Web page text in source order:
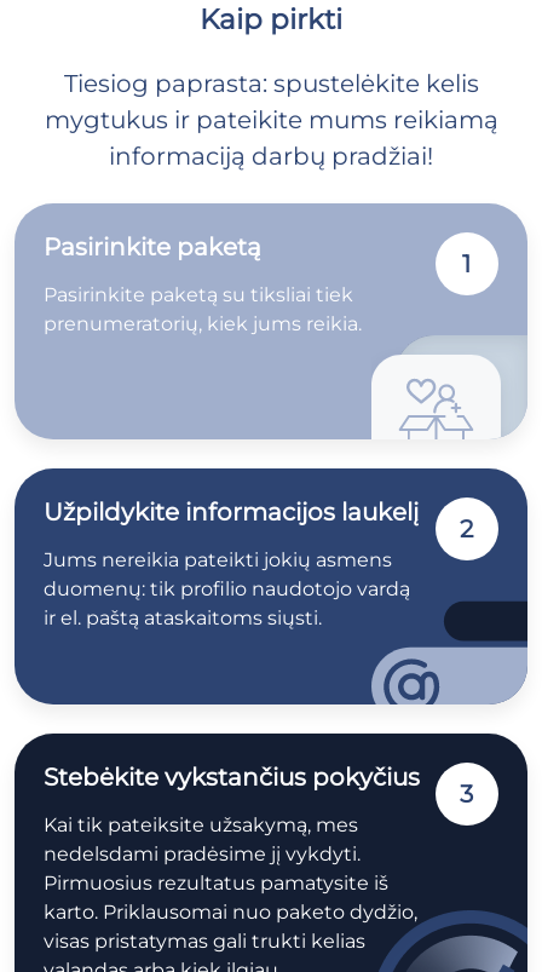
Kaip pirkti
Tiesiog paprasta: spustelėkite kelis
mygtukus ir pateikite mums reikiamą
informaciją darbų pradžiai!
Pasirinkite paketą
Pasirinkite paketą su tiksliai tiek
prenumeratorių, kiek jums reikia.
1
Užpildykite informacijos laukelį
Jums nereikia pateikti jokių asmens
duomenų: tik profilio naudotojo vardą
ir el. paštą ataskaitoms siųsti.
2
Stebėkite vykstančius pokyčius
Kai tik pateiksite užsakymą, mes
nedelsdami pradėsime jį vykdyti.
Pirmuosius rezultatus pamatysite iš
karto. Priklausomai nuo paketo dydžio,
visas pristatymas gali trukti kelias
3